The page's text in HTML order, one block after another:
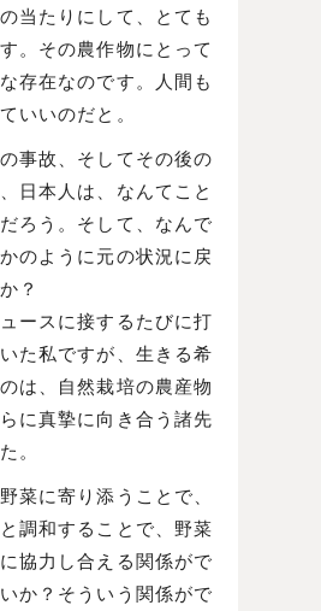
当たりにして、とても
。その農作物にとって
存在なのです。人間も
いいのだと。
事故、そしてその後の
日本人は、なんてこと
ろう。そして、なんで
のように元の状況に戻
？
ースに接するたびに打
た私ですが、生きる希
は、自然栽培の農産物
に真摯に向き合う諸先
。
菜に寄り添うことで、
調和することで、野菜
協力し合える関係がで
か？そういう関係がで